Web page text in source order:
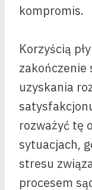
kompromis.
Korzyścią
zakończenie
uzyskania
rozważyć tę
sytuacjach,
stresu
procesem